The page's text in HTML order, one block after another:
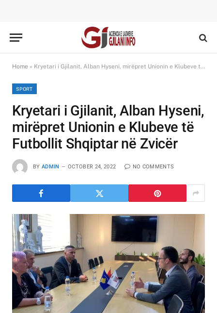
Home » Kryetari i Gjilanit, Alban Hyseni, mirëpret Unionin e Klubeve të Futbollit Shqiptar në Zvicër
SPORT
Kryetari i Gjilanit, Alban Hyseni,
mirëpret Unionin e Klubeve të
Futbollit Shqiptar në Zvicër
BY ADMIN OCTOBER 24, 2022 NO COMMENTS